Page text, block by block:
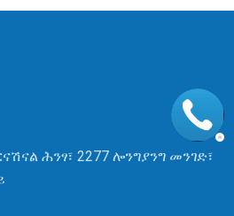
ሕንፃ፣ 2277 ሎንግያንግ መንገድ፣